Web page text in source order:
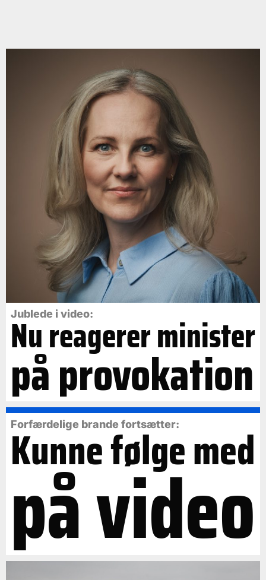
Jublede i video:
Nu reagerer minister
på provokation
Forfærdelige brande fortsætter:
Kunne følge med
på video